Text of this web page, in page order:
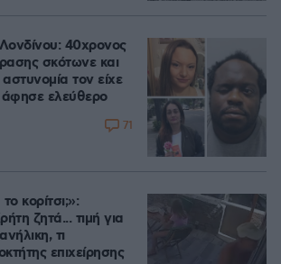
40χρονος
σκότωνε και
τον είχε
άφησε ελεύθερο
71
κορίτσι;»:
ζητά... τιμή για
τι
επιχείρησης